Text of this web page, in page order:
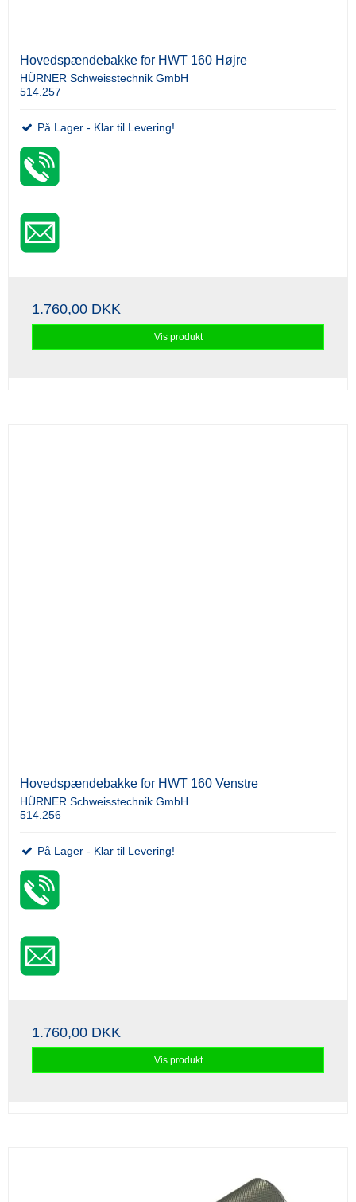
Hovedspændebakke for HWT 160 Højre
HÜRNER Schweisstechnik GmbH
514.257
På Lager - Klar til Levering!
1.760,00 DKK
Vis produkt
Hovedspændebakke for HWT 160 Venstre
HÜRNER Schweisstechnik GmbH
514.256
På Lager - Klar til Levering!
1.760,00 DKK
Vis produkt